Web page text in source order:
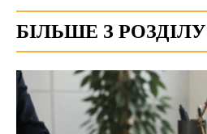
БІЛЬШЕ З РОЗДІЛУ